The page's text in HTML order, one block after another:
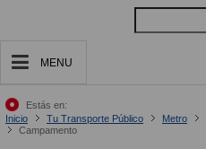
MENU
Estás en:
Inicio
Tu Transporte Público Metro
Campamento